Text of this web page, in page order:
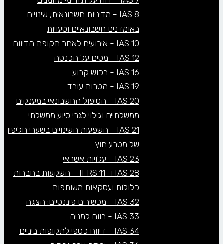
IAS 8 – מדיניות חשבונאית, שינויים
באומדנים חשבונאיים וטעויות
IAS 10 – אירועים לאחר תקופת הדיווח
IAS 12 – מסים על הכנסה
IAS 16 – רכוש קבוע
IAS 19 – הטבות עובד
IAS 20 – הטיפול החשבונאי במענקים
ממשלתיים וגילוי לגבי סיוע ממשלתי
IAS 21 – השפעות השינויים בשערי חליפין
של מטבע חוץ
IAS 23 – עלויות אשראי
IAS 28 ו- IFRS 11 – השקעות בחברות
כלולות ועסקאות משותפות
IAS 32 – מכשירים פיננסיים: הצגה
IAS 33 – רווח למניה
IAS 34 – דיווח כספי לתקופות ביניים